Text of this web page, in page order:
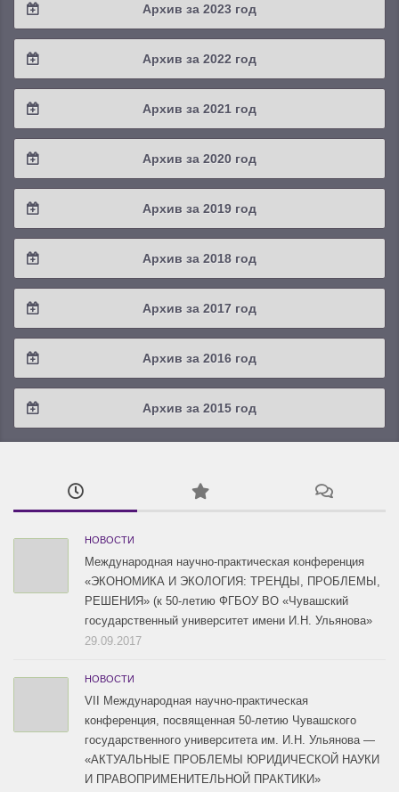
2025 / #1
2024 / #3
2024 / #1
Архив за 2023 год
2023 / #4
2023 / #3
2023 / #1
Архив за 2022 год
2022 / #4
2022 / #3
2022 / #1
Архив за 2021 год
2021 / #4
2021 / #3
2021 / #1
Архив за 2020 год
2020 / #4
2020 / #3
2020 / #1
Архив за 2019 год
2019 / #4
2019 / #3
2019 / #1
Архив за 2018 год
2018 / #4
2018 / #3
2018 / #1
Архив за 2017 год
2017 / #4
2017 / #3
Архив за 2016 год
2016 / #4
2016 / #3
Архив за 2015 год
2015 / #3
2015 / #2
НОВОСТИ
Международная научно-практическая конференция
«ЭКОНОМИКА И ЭКОЛОГИЯ: ТРЕНДЫ, ПРОБЛЕМЫ,
РЕШЕНИЯ» (к 50-летию ФГБОУ ВО «Чувашский
государственный университет имени И.Н. Ульянова»
29.09.2017
НОВОСТИ
VII Международная научно-практическая
конференция, посвященная 50-летию Чувашского
государственного университета им. И.Н. Ульянова —
«АКТУАЛЬНЫЕ ПРОБЛЕМЫ ЮРИДИЧЕСКОЙ НАУКИ
И ПРАВОПРИМЕНИТЕЛЬНОЙ ПРАКТИКИ»